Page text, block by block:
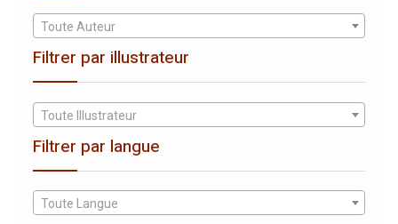
Toute Auteur
Filtrer par illustrateur
Toute Illustrateur
Filtrer par langue
Toute Langue